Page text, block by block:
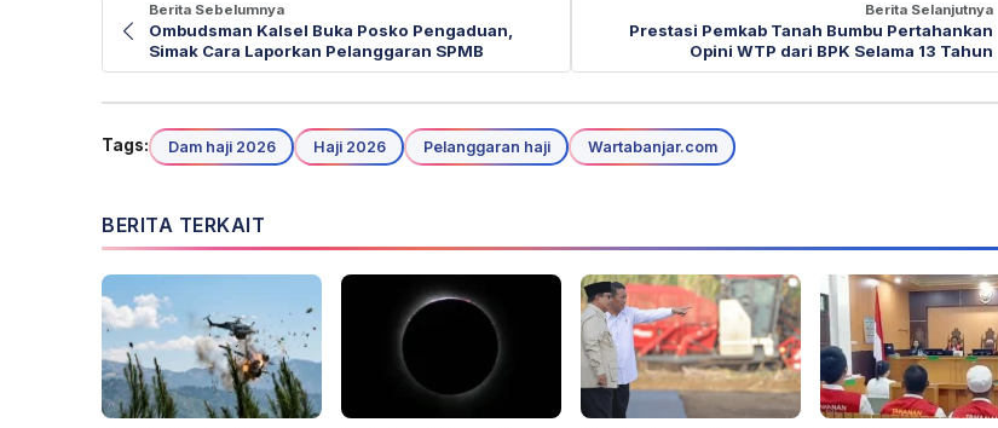
Berita Sebelumnya
Ombudsman Kalsel Buka Posko Pengaduan,
Simak Cara Laporkan Pelanggaran SPMB
Berita Selanjutnya
Prestasi Pemkab Tanah Bumbu Pertahankan
Opini WTP dari BPK Selama 13 Tahun
Tags: Dam haji 2026 Haji 2026 Pelanggaran haji Wartabanjar.com
BERITA TERKAIT